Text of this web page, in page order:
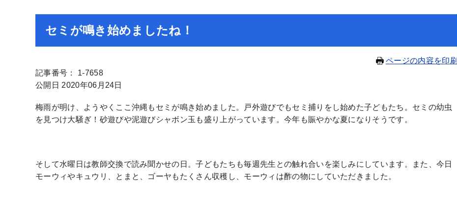
セミが鳴き始めましたね！
ページの内容を印刷
記事番号： 1-7658
公開日 2020年06月24日
梅雨が明け、ようやくここ沖縄もセミが鳴き始めました。戸外遊びでもセミ捕りをし始めた子どもたち。セミの幼虫
を見つけ大騒ぎ！砂遊びや泥遊びシャボン玉も盛り上がっています。今年も賑やかな夏になりそうです。
そして水曜日は教師交換で読み聞かせの日。子どもたちも毎週先生との触れ合いを楽しみにしています。また、今日
モーウィやキュウリ、とまと、ゴーヤもたくさん収穫し、モーウィは酢の物にしていただきました。